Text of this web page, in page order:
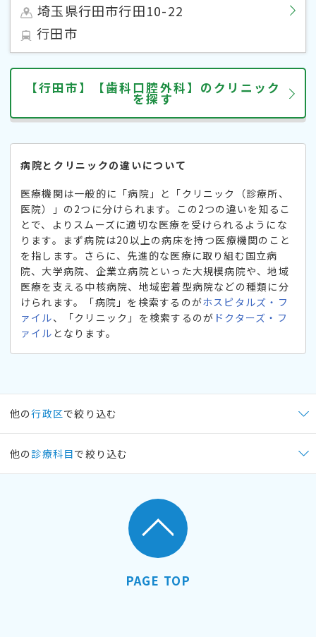
埼玉県行田市行田10-22
行田市
【行田市】【歯科口腔外科】のクリニック
を探す
病院とクリニックの違いについて
医療機関は一般的に「病院」と「クリニック（診療所、
医院）」の2つに分けられます。この2つの違いを知るこ
とで、よりスムーズに適切な医療を受けられるようにな
ります。まず病院は20以上の病床を持つ医療機関のこと
を指します。さらに、先進的な医療に取り組む国立病
院、大学病院、企業立病院といった大規模病院や、地域
医療を支える中核病院、地域密着型病院などの種類に分
けられます。「病院」を検索するのがホスピタルズ・フ
ァイル、「クリニック」を検索するのが ドクターズ・フ
ァイル となります。
他の行政区で絞り込む
他の 診療科目で絞り込む
PAGE TOP